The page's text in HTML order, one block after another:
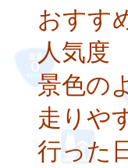
おすす
人気
景色の
走りや
行った